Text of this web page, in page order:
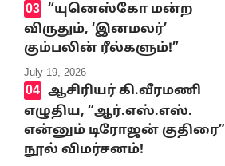
“யுனெஸ்கோ மன்ற
விருதும், ‘இனமலர்’
கும்பலின் ரீல்களும்!”
July 19, 2026
ஆசிரியர் கி.வீரமணி
எழுதிய, “ஆர்.எஸ்.எஸ்.
என்னும் டிரோஜன் குதிரை”
நூல் விமர்சனம்!